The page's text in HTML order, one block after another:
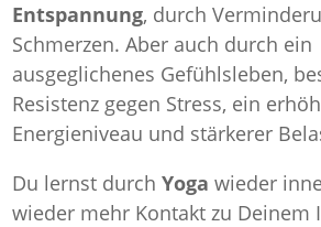
Entspannung, durch
Schmerzen. Aber auch durch ein
ausgeglichenes Gefühlsleben,
Resistenz gegen Stress, ein
Energieniveau und stärkerer
Du lernst durchYoga wieder
wieder mehr Kontakt zu Deinem